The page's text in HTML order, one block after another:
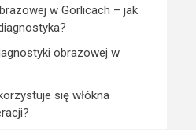
w Gorlicach – jak
obrazowej w
się włókna